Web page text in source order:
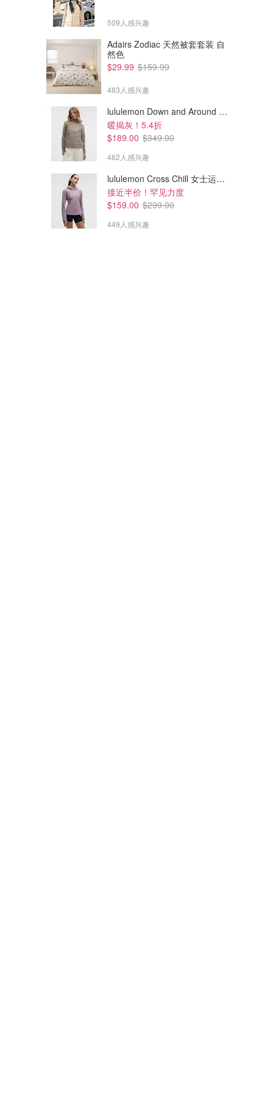
509人感兴趣
Adairs Zodiac 天然被套套装 自
然色
$29.99 $159.99
483人感兴趣
lululemon Down and Around 羽绒夹克
暖揭灰！5.4折
$189.00 $349.00
462人感兴趣
lululemon Cross Chill 女士运动外套
接近半价！罕见力度
$159.00 $299.00
449人感兴趣